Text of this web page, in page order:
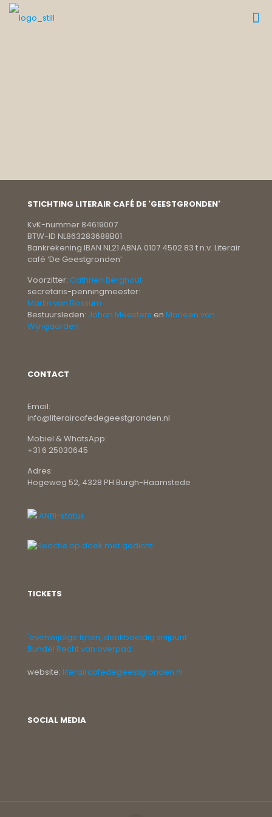
STICHTING LITERAIR CAFÉ DE 'GEESTGRONDEN'
KvK-nummer 84619007
BTW-ID NL863283688B01
Bankrekening IBAN NL21 ABNA 0107 4502 83 t.n.v. Literair
café ‘De Geestgronden’
Voorzitter: Cathrien Berghout
secretaris-penningmeester:
Martin van Rossum
Bestuursleden: Johan Meesters en Marleen van
Wijngaarden
CONTACT
Email:
info@literaircafedegeestgronden.nl
Mobiel & WhatsApp:
+31 6 25030645
Adres:
Hogeweg 52, 4328 PH Burgh-Haamstede
ANBI-status
TICKETS
'evenwijdige lijnen, denkbeeldig snijpunt'
Bundel Recht van overpad
website: literaircafedegeestgronden.nl
SOCIAL MEDIA